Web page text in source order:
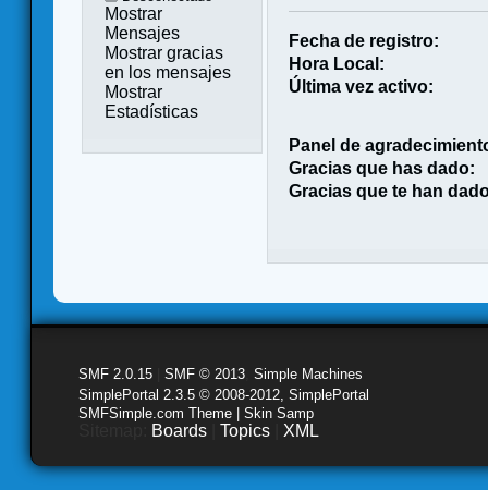
Mostrar
Mensajes
Mostrar gracias
en los mensajes
Mostrar
Estadísticas
Fecha de registro:
Hora Local:
Última vez activo:
Panel de
Gracias que has dado:
Gracias que te han
SMF 2.0.15 SMF © 2013 Simple Machines
SimplePortal 2.3.5 © 2008-2012, SimplePortal
SMFSimple.com Theme | Skin Samp
Boards Topics XML